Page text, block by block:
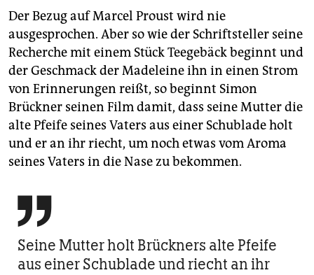
Der Bezug auf Marcel Proust wird nie
ausgesprochen. Aber so wie der Schriftsteller seine
Recherche mit einem Stück Teegebäck beginnt und
der Geschmack der Madeleine ihn in einen Strom
von Erinnerungen reißt, so beginnt Simon
Brückner seinen Film damit, dass seine Mutter die
alte Pfeife seines Vaters aus einer Schublade holt
und er an ihr riecht, um noch etwas vom Aroma
seines Vaters in die Nase zu bekommen.

Seine Mutter holt Brückners alte Pfeife
aus einer Schublade und riecht an ihr